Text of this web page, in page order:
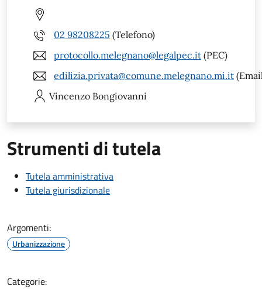
02 98208225 (Telefono)
protocollo.melegnano@legalpec.it (PEC)
edilizia.privata@comune.melegnano.mi.it
Vincenzo Bongiovanni
Strumenti di tutela
Tutela amministrativa
Tutela giurisdizionale
Argomenti:
Urbanizzazione
Categorie: